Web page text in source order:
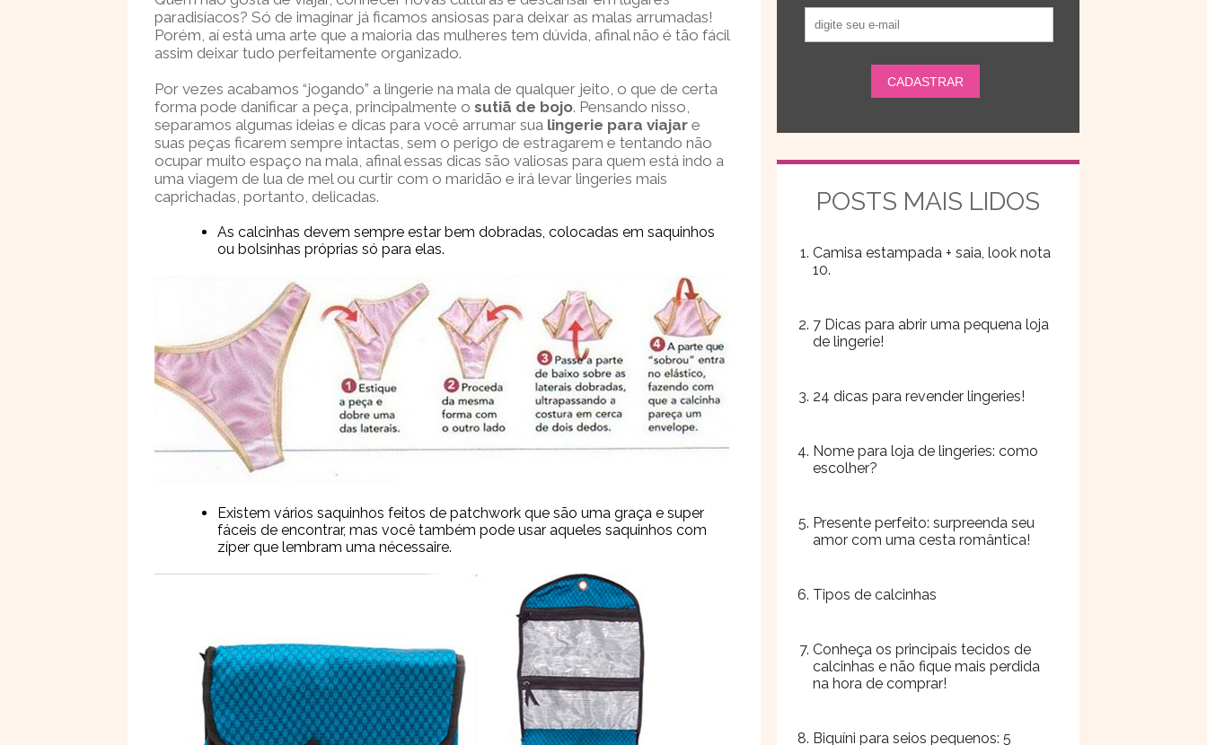
paradisíacos? Só de imaginar já ficamos ansiosas para deixar as malas arrumadas!
Porém, aí está uma arte que a maioria das mulheres tem dúvida, afinal não é tão fácil
assim deixar tudo perfeitamente organizado.
Por vezes acabamos “jogando” a lingerie na mala de qualquer jeito, o que de certa
forma pode danificar a peça, principalmente o sutiã de bojo. Pensando nisso,
separamos algumas ideias e dicas para você arrumar sua lingerie para viajar e
suas peças ficarem sempre intactas, sem o perigo de estragarem e tentando não
ocupar muito espaço na mala, afinal essas dicas são valiosas para quem está indo a
uma viagem de lua de mel ou curtir com o maridão e irá levar lingeries mais
caprichadas, portanto, delicadas.
As calcinhas devem sempre estar bem dobradas, colocadas em saquinhos
ou bolsinhas próprias só para elas.
Existem vários saquinhos feitos de patchwork que são uma graça e super
fáceis de encontrar, mas você também pode usar aqueles saquinhos com
zíper que lembram uma nécessaire.
POSTS MAIS LIDOS
Camisa estampada + saia, look nota
10.
7 Dicas para abrir uma pequena loja
de lingerie!
24 dicas para revender lingeries!
Nome para loja de lingeries: como
escolher?
Presente perfeito: surpreenda seu
amor com uma cesta romântica!
Tipos de calcinhas
Conheça os principais tecidos de
calcinhas e não fique mais perdida
na hora de comprar!
Biquíni para seios pequenos: 5